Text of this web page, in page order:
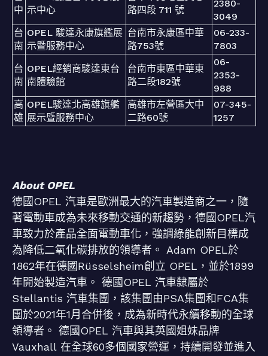
中 示中心
路四段 711 號
2380-
3049
台
南
OPEL 駿達永康旗艦展
示暨服務中心
台南市永康區中華
路753號
06-233-
7803
台
南
OPEL經銷商駿達東台
南體驗館
台南市東區中華東
路二段182號
06-
2353-
988
高
雄
OPEL駿達北高雄旗艦
展示暨服務中心
高雄市左營區大中
二路60號
07-345-
1257
About OPEL
德國OPEL 汽車是歐洲最大的汽車製造商之一，隨
著電動車成為未來移動交通的新趨勢，德國OPEL汽
車致力於產品全面電動車化，強調綠能創新目標成
為降低二氧化碳排放的領導者。 Adam OPEL於
1862年在德國Rüsselsheim創立 OPEL，並於1899
年開始製造汽車。 德國OPEL 汽車隸屬於
Stellantis 汽車集團，該集團由PSA集團和FCA集
團於2021年1月合併後，成為新時代永續移動的全球
領導者。 德國OPEL 汽車與其英國姐妹品牌
Vauxhall 在全球60多個國家營運，持續開發並進入